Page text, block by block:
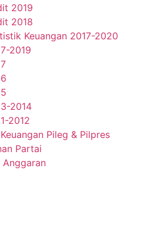
2019
2018
Keuangan 2017-2020
2019
2014
2012
Pileg & Pilpres
Partai
Anggaran